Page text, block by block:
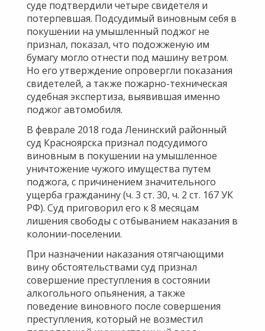
суде подтвердили четыре свидетеля и
потерпевшая. Подсудимый виновным себя в
покушении на умышленный поджог не
признал, показал, что подожженую им
бумагу могло отнести под машину ветром.
Но его утверждение опровергли показания
свидетелей, а также пожарно-техническая
судебная экспертиза, выявившая именно
поджог автомобиля.
В феврале 2018 года Ленинский районный
суд Красноярска признал подсудимого
виновным в покушении на умышленное
уничтожение чужого имущества путем
поджога, с причинением значительного
ущерба гражданину (ч. 3 ст. 30, ч. 2 ст. 167 УК
РФ). Суд приговорил его к 8 месяцам
лишения свободы с отбыванием наказания в
колонии-поселении.
При назначении наказания отягчающими
вину обстоятельствами суд признал
совершение преступления в состоянии
алкогольного опьянения, а также
поведение виновного после совершения
преступления, который не возместил